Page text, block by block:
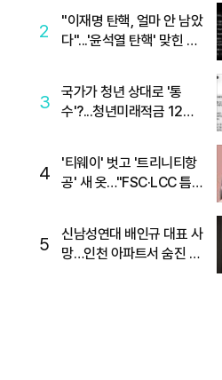
2
"이재명 탄핵, 얼마 안 남았
다"...'윤석열 탄핵' 맞힌 무
3
국가가 청년 상대로 '통
수'?...청년미래적금 12%
4
'티웨이' 벗고 '트리니티항
공' 새 옷…"FSC·LCC 틈
5
신남성연대 배인규 대표 사
망…인천 아파트서 숨진 채